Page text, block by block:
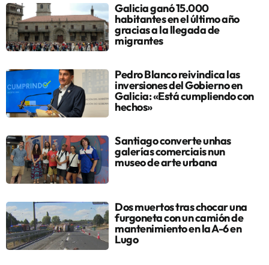
Galicia ganó 15.000
habitantes en el último año
gracias a la llegada de
migrantes
Pedro Blanco reivindica las
inversiones del Gobierno en
Galicia: «Está cumpliendo con
hechos»
Santiago converte unhas
galerías comerciais nun
museo de arte urbana
Dos muertos tras chocar una
furgoneta con un camión de
mantenimiento en la A-6 en
Lugo